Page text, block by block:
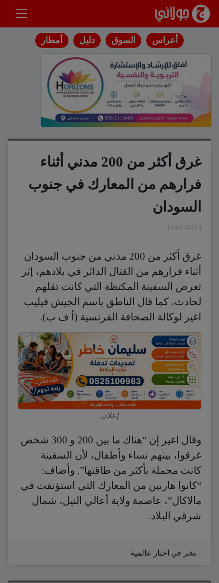
انتقل إلى المحتوى
أعراس السوق دليل أمطار
غرق أكثر من 200 مدني أثناء
فرارهم من المعارك في جنوب
السودان
14/01/2014
غرق أكثر من 200 مدني من جنوب السودان
أثناء فرارهم من القتال الدائر في بلادهم، إثر
تعرض السفينة المكتظة التي كانت تقلهم
لحادث، كما قال الناطق باسم الجيش فيليب
اغير لوكالة الصحافة الفرنسية (أ ف ب).
إعلان
وقال اغير إن “هناك ما بين 200 و 300 شخص
غرقوا، بينهم نساء وأطفال، لأن السفينة
كانت محملة بأكثر من طاقتها”. وأضاف:
“كانوا هاربين من المعارك التي استؤنفت في
مالاكال”، عاصمة ولاية أعالي النيل، شمال
شرقي البلاد.
نشر في اخبار عالمية